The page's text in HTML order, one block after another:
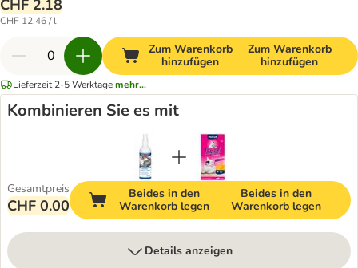
CHF 2.18
CHF 12.46 / l
Zum Warenkorb
hinzufügen
Zum Warenkorb
hinzufügen
Lieferzeit 2-5 Werktagemehr...
Kombinieren Sie es mit
Gesamtpreis
CHF 0.00
Beides in den
Warenkorb legen
Beides in den
Warenkorb legen
Details anzeigen